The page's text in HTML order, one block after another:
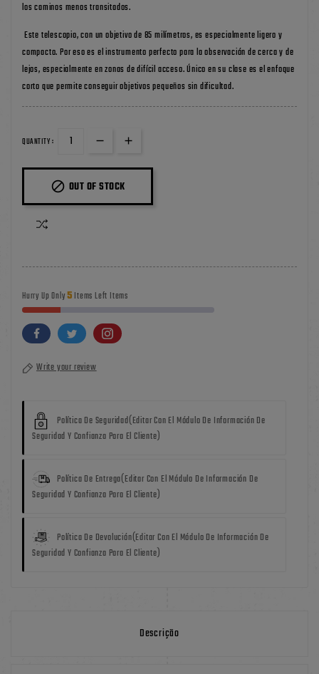
los caminos menos transitados.
Este telescopio, con un objetivo de 85 milímetros, es especialmente ligero y
compacto. Por eso es el instrumento perfecto para la observación de cerca y de
lejos, especialmente en zonas de difícil acceso. Único en su clase es el enfoque
corto que permite conseguir objetivos pequeños sin dificultad.
QUANTITY :
 OUT OF STOCK
Hurry Up Only5 Items Left Items
Write your review
Política De Seguridad(editar Con El Módulo De Información De
Seguridad Y Confianza Para El Cliente)
Política De Entrega(editar Con El Módulo De Información De
Seguridad Y Confianza Para El Cliente)
Política De Devolución(editar Con El Módulo De Información De
Seguridad Y Confianza Para El Cliente)
Descrição